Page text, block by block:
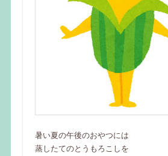
暑い夏の午後のおやつには
蒸したてのとうもろこしを